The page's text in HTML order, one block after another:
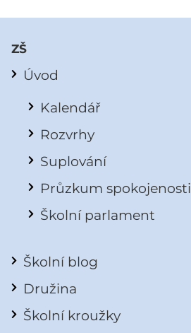
ZŠ
Úvod
Kalendář
Rozvrhy
Suplování
Průzkum spokojenosti
Školní parlament
Školní blog
Družina
Školní kroužky